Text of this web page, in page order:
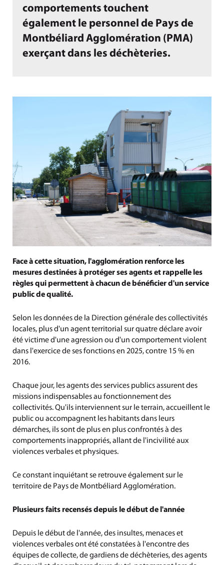
comportements touchent
également le personnel de Pays de
Montbéliard Agglomération (PMA)
exerçant dans les déchèteries.
Face à cette situation, l'agglomération renforce les
mesures destinées à protéger ses agents et rappelle les
règles qui permettent à chacun de bénéficier d'un service
public de qualité.
Selon les données de la Direction générale des collectivités
locales, plus d'un agent territorial sur quatre déclare avoir
été victime d'une agression ou d'un comportement violent
dans l'exercice de ses fonctions en 2025, contre 15 % en
2016.
Chaque jour, les agents des services publics assurent des
missions indispensables au fonctionnement des
collectivités. Qu'ils interviennent sur le terrain, accueillent le
public ou accompagnent les habitants dans leurs
démarches, ils sont de plus en plus confrontés à des
comportements inappropriés, allant de l'incivilité aux
violences verbales et physiques.
Ce constant inquiétant se retrouve également sur le
territoire de Pays de Montbéliard Agglomération.
Plusieurs faits recensés depuis le début de l'année
Depuis le début de l'année, des insultes, menaces et
violences verbales ont été constatées à l'encontre des
équipes de collecte, de gardiens de déchèteries, des agents